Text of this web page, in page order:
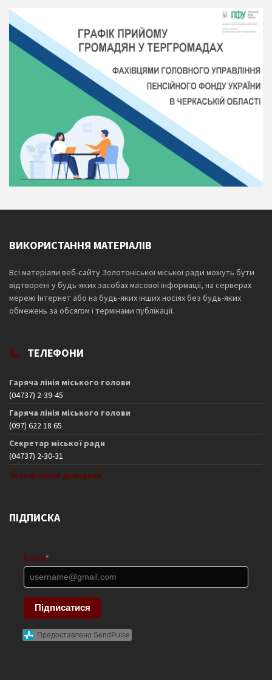
ВИКОРИСТАННЯ МАТЕРІАЛІВ
Всі матеріали веб-сайту Золотоніської міської ради можуть бути
відтворені у будь-яких засобах масової інформації, на серверах
мережі Інтернет або на будь-яких інших носіях без будь-яких
обмежень за обсягом і термінами публікації.
ТЕЛЕФОНИ
Гаряча лінія міського голови
(04737) 2-39-45
Гаряча лінія міського голови
(097) 622 18 65
Секретар міської ради
(04737) 2-30-31
Телефонний довідник
ПІДПИСКА
Email *
Підписатися
Предоставлено SendPulse